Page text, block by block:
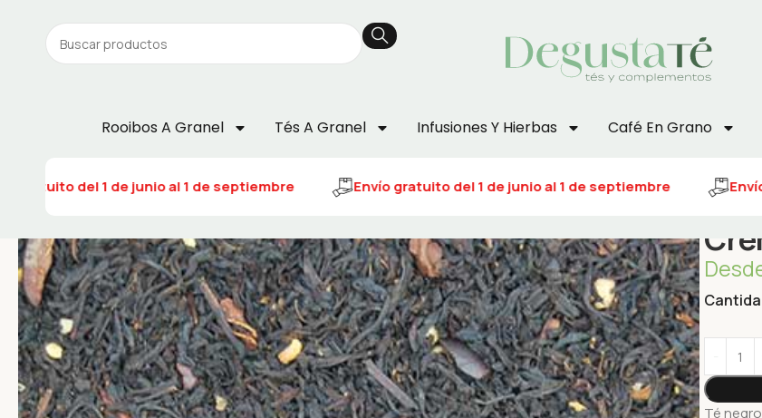
Rooibos A Granel Tés A Granel Infusiones Y Hierbas Café En Grano
gratuito del 1 de junio al 1 de septiembre Envío gratuito del 1 de junio al 1 de septiembre Envío
Té